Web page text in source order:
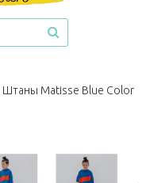
Штаны Matisse Blue Color